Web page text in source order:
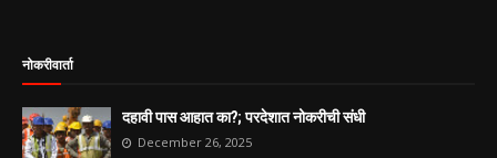
नोकरीवार्ता
दहावी पास आहात का?; परदेशात नोकरीची संधी
December 26, 2025